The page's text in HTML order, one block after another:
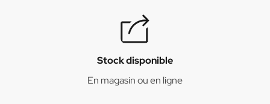
Stock disponible
En magasin ou en ligne